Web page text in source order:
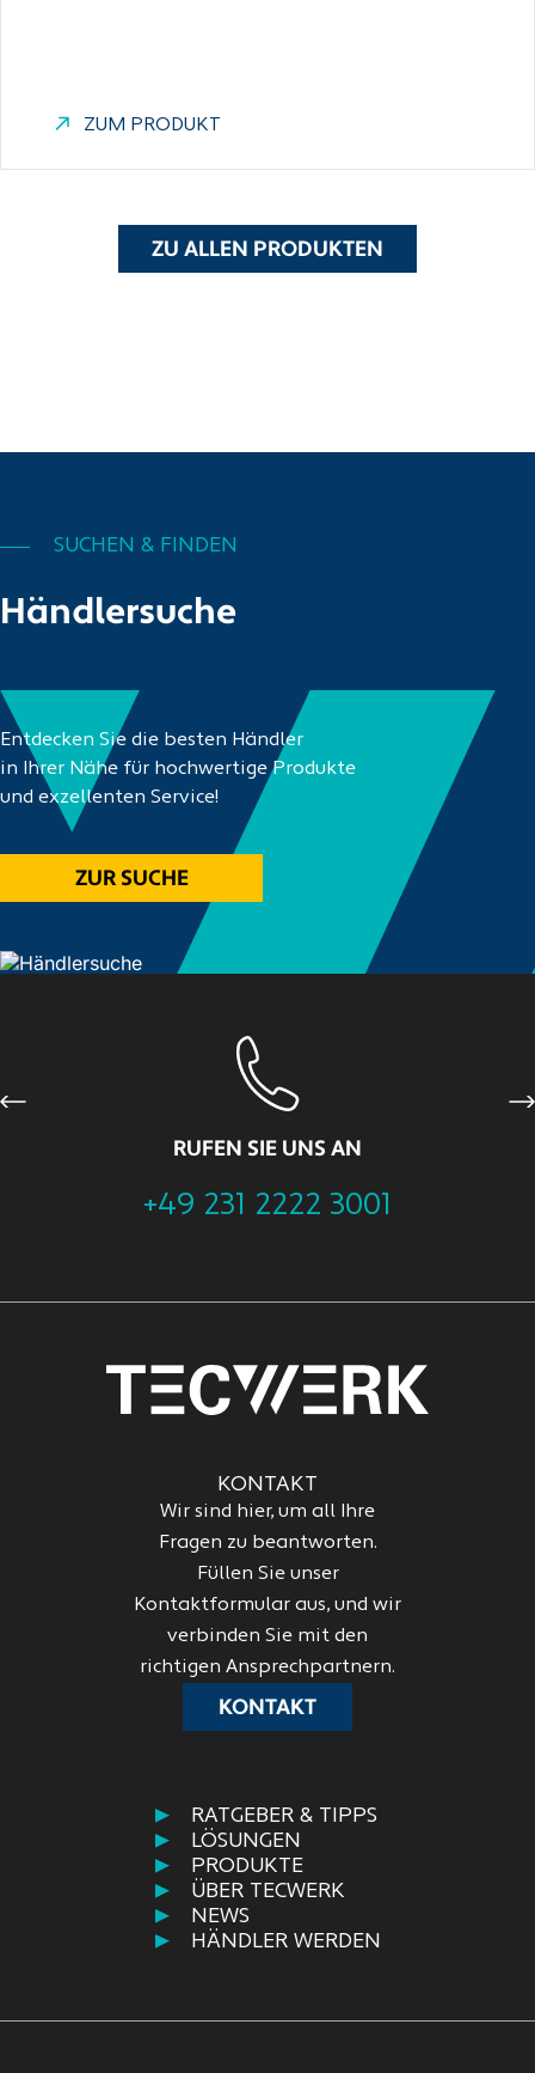
ZUM PRODUKT
ZU ALLEN PRODUKTEN
Händlersuche
SUCHEN & FINDEN
Entdecken Sie die besten Händler
in Ihrer Nähe für hochwertige Produkte
und exzellenten Service!
ZUR SUCHE
RUFEN SIE UNS AN
+49 231 2222 3001
Previous
RATGEBER & TIPPS
LÖSUNGEN
PRODUKTE
ÜBER TECWERK
NEWS
HÄNDLER WERDEN
KONTAKT
Wir sind hier, um all Ihre
Fragen zu beantworten.
Füllen Sie unser
Kontaktformular aus, und wir
verbinden Sie mit den
richtigen Ansprechpartnern.
KONTAKT